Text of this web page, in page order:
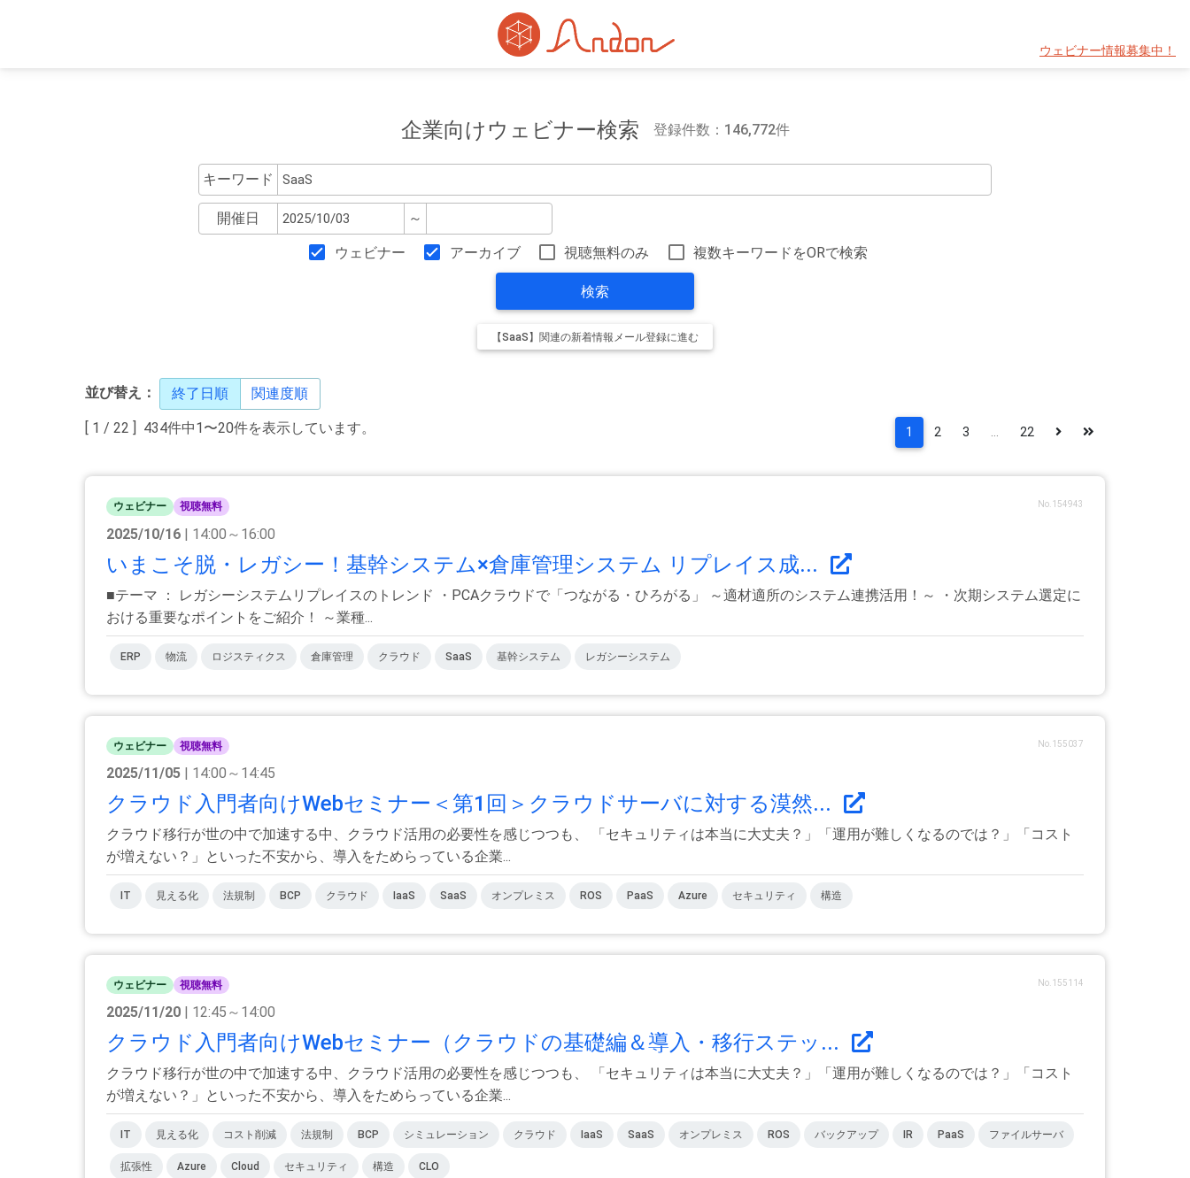
ウェビナー情報募集中！
企業向けウェビナー検索 登録件数：146,772件
キーワード
開催日 ～
ウェビナー アーカイブ 視聴無料のみ 複数キーワードをORで検索
検索
【SaaS】関連の新着情報メール登録に進む
並び替え： 終了日順 関連度順
[ 1 / 22 ] 434件中1〜20件を表示しています。 1 2 3 ... 22
ウェビナー 視聴無料 No.154943
2025/10/16 | 14:00～16:00
いまこそ脱・レガシー！基幹システム×倉庫管理システム リプレイス成...
■テーマ ： レガシーシステムリプレイスのトレンド ・PCAクラウドで「つながる・ひろがる」 ～適材適所のシステム連携活用！～ ・次期システム選定に
おける重要なポイントをご紹介！ ～業種...
ERP 物流 ロジスティクス 倉庫管理 クラウド SaaS 基幹システム レガシーシステム
ウェビナー 視聴無料 No.155037
2025/11/05 | 14:00～14:45
クラウド入門者向けWebセミナー＜第1回＞クラウドサーバに対する漠然...
クラウド移行が世の中で加速する中、クラウド活用の必要性を感じつつも、 「セキュリティは本当に大丈夫？」「運用が難しくなるのでは？」「コスト
が増えない？」といった不安から、導入をためらっている企業...
IT 見える化 法規制 BCP クラウド IaaS SaaS オンプレミス ROS PaaS Azure セキュリティ 構造
ウェビナー 視聴無料 No.155114
2025/11/20 | 12:45～14:00
クラウド入門者向けWebセミナー（クラウドの基礎編＆導入・移行ステッ...
クラウド移行が世の中で加速する中、クラウド活用の必要性を感じつつも、 「セキュリティは本当に大丈夫？」「運用が難しくなるのでは？」「コスト
が増えない？」といった不安から、導入をためらっている企業...
IT 見える化 コスト削減 法規制 BCP シミュレーション クラウド IaaS SaaS オンプレミス ROS バックアップ IR PaaS ファイルサーバ
拡張性 Azure Cloud セキュリティ 構造 CLO